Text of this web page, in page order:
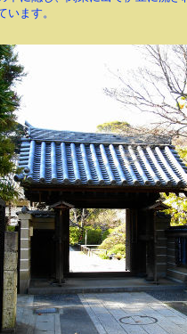
います。